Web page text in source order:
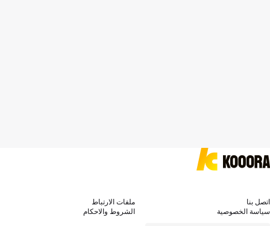
اتصل بنا
ملفات الارتباط
سياسة الخصوصية
الشروط والاحكام